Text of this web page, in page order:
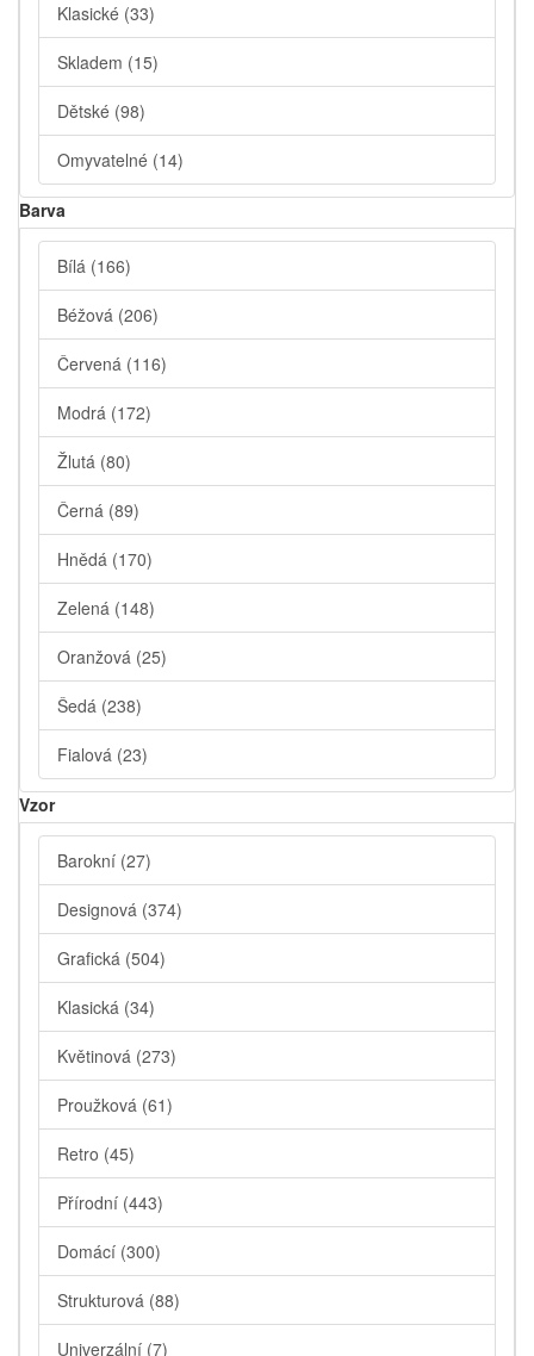
Klasické (33)
Skladem (15)
Dětské (98)
Omyvatelné (14)
Barva
Bílá (166)
Béžová (206)
Červená (116)
Modrá (172)
Žlutá (80)
Černá (89)
Hnědá (170)
Zelená (148)
Oranžová (25)
Šedá (238)
Fialová (23)
Vzor
Barokní (27)
Designová (374)
Grafická (504)
Klasická (34)
Květinová (273)
Proužková (61)
Retro (45)
Přírodní (443)
Domácí (300)
Strukturová (88)
Univerzální (7)